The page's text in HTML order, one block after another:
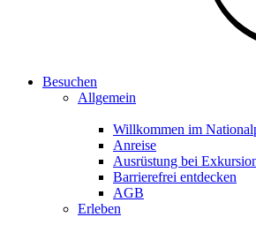
Besuchen
Allgemein
Willkommen im
Anreise
Ausrüstung bei
Barrierefrei entdecken
AGB
Erleben